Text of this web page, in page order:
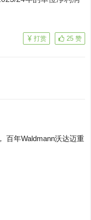
25 赞
打赏
百年Waldmann沃达迈重